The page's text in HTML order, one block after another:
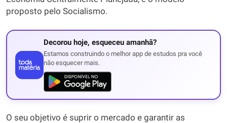
proposto pelo Socialismo.
Decorou hoje, esqueceu amanhã?
Estamos construindo o melhor app de estudos pra você
não esquecer mais.
O seu objetivo é suprir o mercado e garantir as